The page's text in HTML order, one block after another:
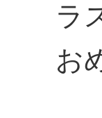
ラ
お